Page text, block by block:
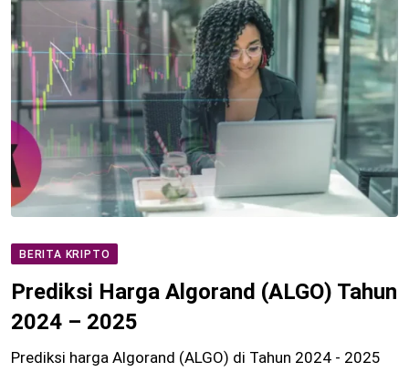
BERITA KRIPTO
Prediksi Harga Algorand (ALGO) Tahun
2024 – 2025
Prediksi harga Algorand (ALGO) di Tahun 2024 - 2025